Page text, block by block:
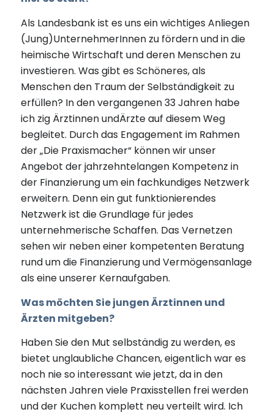
Als Landesbank ist es uns ein wichtiges Anliegen
(Jung)UnternehmerInnen zu fördern und in die
heimische Wirtschaft und deren Menschen zu
investieren. Was gibt es Schöneres, als
Menschen den Traum der Selbständigkeit zu
erfüllen? In den vergangenen 33 Jahren habe
ich zig Ärztinnen undÄrzte auf diesem Weg
begleitet. Durch das Engagement im Rahmen
der „Die Praxismacher“ können wir unser
Angebot der jahrzehntelangen Kompetenz in
der Finanzierung um ein fachkundiges Netzwerk
erweitern. Denn ein gut funktionierendes
Netzwerk ist die Grundlage für jedes
unternehmerische Schaffen. Das Vernetzen
sehen wir neben einer kompetenten Beratung
rund um die Finanzierung und Vermögensanlage
als eine unserer Kernaufgaben.
Was möchten Sie jungen Ärztinnen und
Ärzten mitgeben?
Haben Sie den Mut selbständig zu werden, es
bietet unglaubliche Chancen, eigentlich war es
noch nie so interessant wie jetzt, da in den
nächsten Jahren viele Praxisstellen frei werden
und der Kuchen komplett neu verteilt wird. Ich